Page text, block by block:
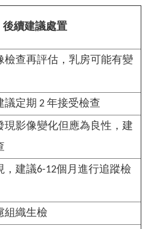
後續建議處置
檢查再評估，乳房可能有變
議定期 2 年接受檢查
現影像變化但應為良性，建
，建議6-12個月進行追蹤檢
組織生檢